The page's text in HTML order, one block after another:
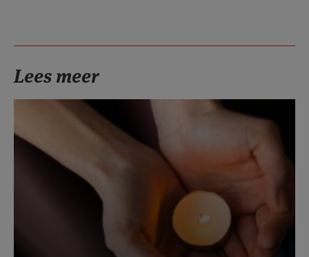
Lees meer